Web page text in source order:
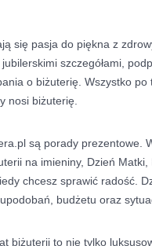
się pasja do piękna z
szczegółami,
o biżuterię. Wszystko po
nosi biżuterię.
są porady prezentowe.
na imieniny, Dzień
chcesz sprawić radość.
budżetu oraz
biżuterii to nie tylko